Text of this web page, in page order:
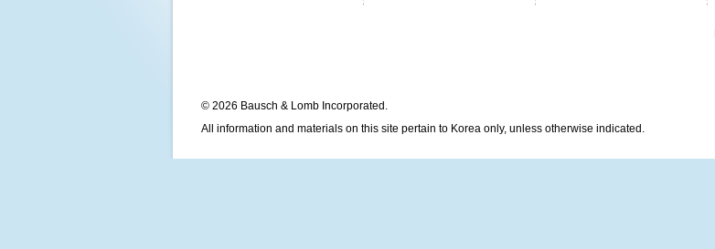
© 2026 Bausch & Lomb Incorporated.
All information and materials on this site pertain to Korea only, unless otherwise indicated.